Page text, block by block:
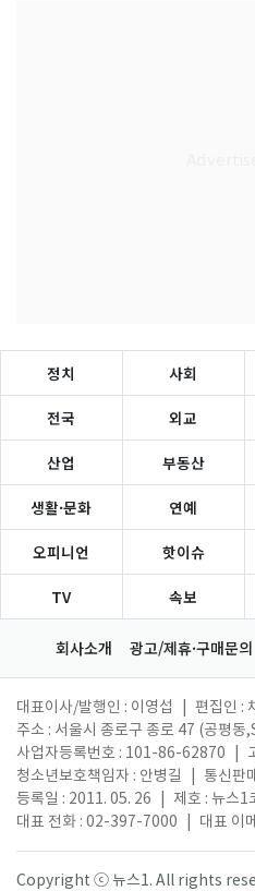
정치 사회
전국 외교
산업 부동산
생활·문화 연예
오피니언 핫이슈
TV 속보
회사소개 광고/제휴·구매문의
대표이사/발행인 : 이영섭 편집인 :
주소 : 서울시 종로구 종로 47 (공평동
사업자등록번호 : 101-86-62870
청소년보호책임자 : 안병길
통신판
등록일 : 2011. 05. 26
제호 : 뉴스1
대표 전화 : 02-397-7000
대표 이
Copyright ⓒ 뉴스1. All rights